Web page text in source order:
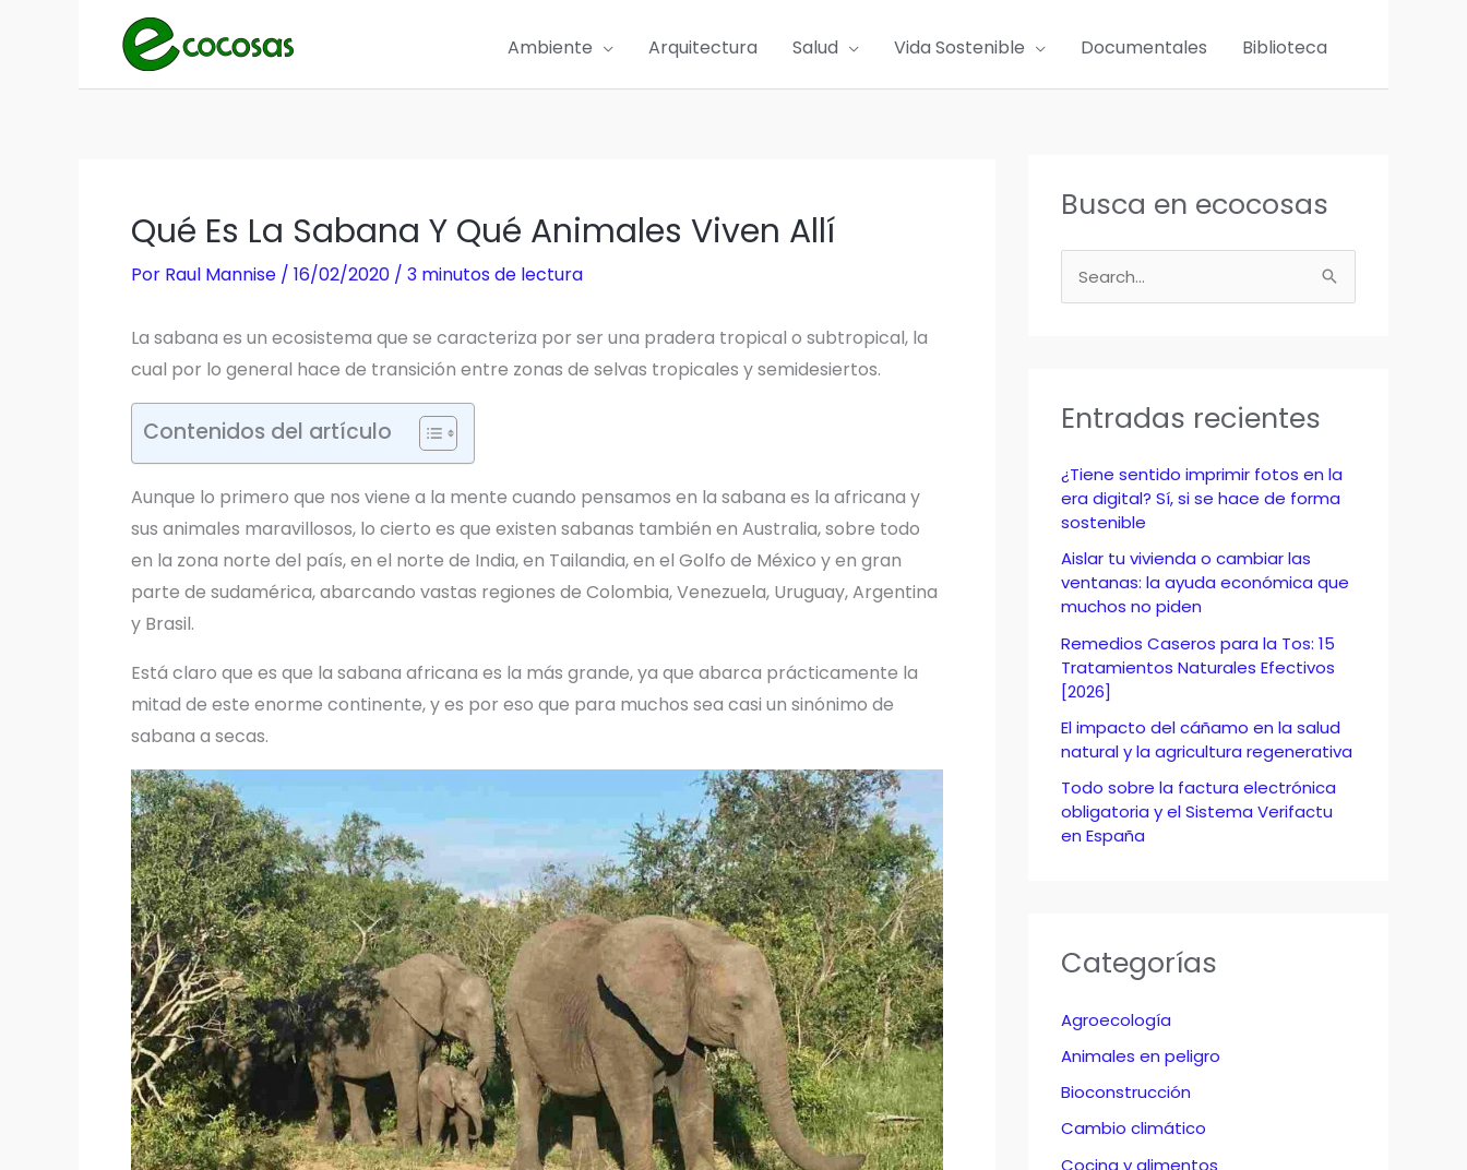
Ambiente Arquitectura Salud Vida Sostenible Documentales Biblioteca
Qué Es La Sabana Y Qué Animales Viven Allí
Por Raul Mannise / 16/02/2020 / 3 minutos de lectura
La sabana es un ecosistema que se caracteriza por ser una pradera tropical o subtropical, la
cual por lo general hace de transición entre zonas de selvas tropicales y semidesiertos.
Contenidos del artículo
Aunque lo primero que nos viene a la mente cuando pensamos en la sabana es la africana y
sus animales maravillosos, lo cierto es que existen sabanas también en Australia, sobre todo
en la zona norte del país, en el norte de India, en Tailandia, en el Golfo de México y en gran
parte de sudamérica, abarcando vastas regiones de Colombia, Venezuela, Uruguay, Argentina
y Brasil.
Está claro que es que la sabana africana es la más grande, ya que abarca prácticamente la
mitad de este enorme continente, y es por eso que para muchos sea casi un sinónimo de
sabana a secas.
Busca en ecocosas
u
r
o
r
:
Entradas recientes
¿Tiene sentido imprimir fotos en la
era digital? Sí, si se hace de forma
sostenible
Aislar tu vivienda o cambiar las
ventanas: la ayuda económica que
muchos no piden
Remedios Caseros para la Tos: 15
Tratamientos Naturales Efectivos
[2026]
El impacto del cáñamo en la salud
natural y la agricultura regenerativa
Todo sobre la factura electrónica
obligatoria y el Sistema Verifactu
en España
Categorías
Agroecología
Animales en peligro
Bioconstrucción
Cambio climático
Cocina y alimentos